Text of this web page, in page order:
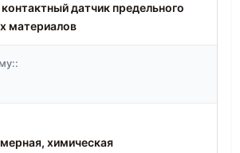
датчик предельного
материалов
химическая